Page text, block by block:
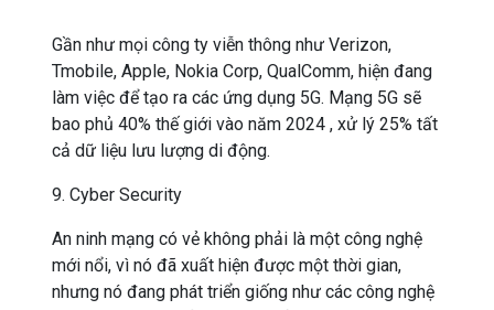
Gần như mọi công ty viễn thông như Verizon,
Tmobile, Apple, Nokia Corp, QualComm, hiện đang
làm việc để tạo ra các ứng dụng 5G. Mạng 5G sẽ
bao phủ 40% thế giới vào năm 2024 , xử lý 25% tất
cả dữ liệu lưu lượng di động.
9. Cyber Security
An ninh mạng có vẻ không phải là một công nghệ
mới nổi, vì nó đã xuất hiện được một thời gian,
nhưng nó đang phát triển giống như các công nghệ